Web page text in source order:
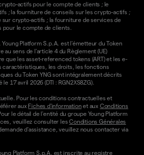
actifs pour le compte de clients ; le
; la fourniture de conseils sur les crypto-actifs ;
sur crypto-actifs ; la fourniture de services de
pour le compte de clients.
Young Platform S.p.A. est l'émetteur du Token
au sens de l'article 4 du Règlement (UE)
que les asset-referenced tokens (ART) et les e-
caractéristiques, les droits, les fonctions
du Token YNG sont intégralement décrits
le 17 avril 2026 (DTI : RGN2XS8ZG).
Pour les conditions contractuelles et
aux Fiches d'information et aux Conditions
le détail de l'entité du groupe Young Platform
veuillez consulter lesConditions Générales
d'assistance, veuillez nous contacter via
Platform S.p.A. est inscrite au registre